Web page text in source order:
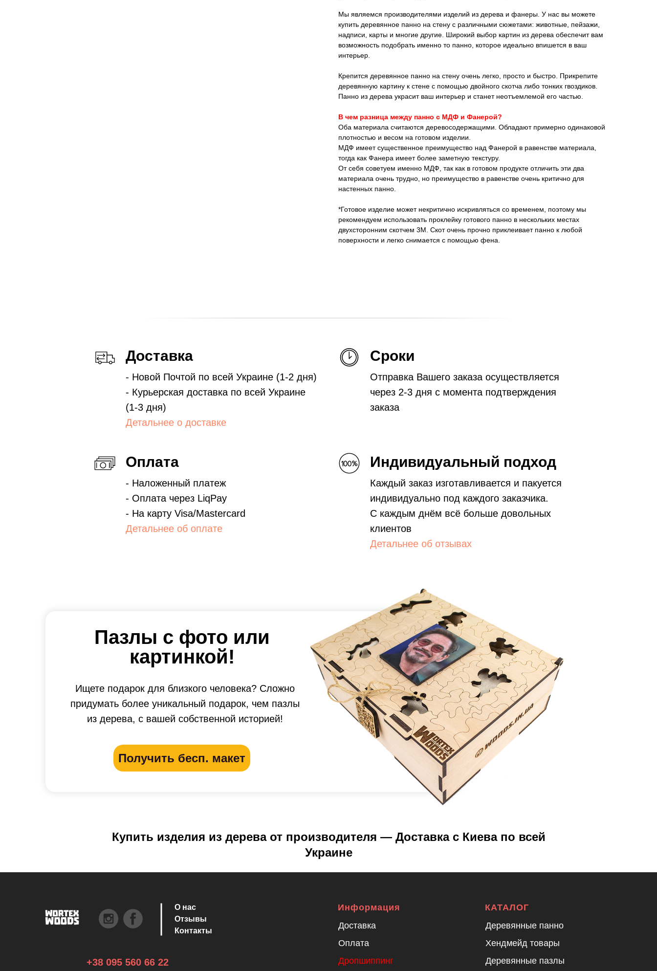
Мы являемся производителями изделий из дерева и фанеры. У нас вы можете
купить деревянное панно на стену с различными сюжетами: животные, пейзажи,
надписи, карты и многие другие. Широкий выбор картин из дерева обеспечит вам
возможность подобрать именно то панно, которое идеально впишется в ваш
интерьер.
Крепится деревянное панно на стену очень легко, просто и быстро. Прикрепите
деревянную картину к стене с помощью двойного скотча либо тонких гвоздиков.
Панно из дерева украсит ваш интерьер и станет неотъемлемой его частью.
В чем разница между панно с МДФ и Фанерой?
Оба материала считаются деревосодержащими. Обладают примерно одинаковой
плотностью и весом на готовом изделии.
МДФ имеет существенное преимущество над Фанерой в равенстве материала,
тогда как Фанера имеет более заметную текстуру.
От себя советуем именно МДФ, так как в готовом продукте отличить эти два
материала очень трудно, но преимущество в равенстве очень критично для
настенных панно.
*Готовое изделие может некритично искривляться со временем, поэтому мы
рекомендуем использовать проклейку готового панно в нескольких местах
двухсторонним скотчем 3М. Скот очень прочно приклеивает панно к любой
поверхности и легко снимается с помощью фена.
Доставка
- Новой Почтой по всей Украине (1-2 дня)
- Курьерская доставка по всей Украине
(1-3 дня)
Детальнее о доставке
Сроки
Отправка Вашего заказа осуществляется
через 2-3 дня с момента подтверждения
заказа
Оплата
- Наложенный платеж
- Оплата через LiqPay
- На карту Visa/Mastercard
Детальнее об оплате
Индивидуальный подход
Каждый заказ изготавливается и пакуется
индивидуально под каждого заказчика.
С каждым днём всё больше довольных
клиентов
Детальнее об отзывах
Пазлы с фото или
картинкой!
Ищете подарок для близкого человека? Сложно
придумать более уникальный подарок, чем пазлы
из дерева, с вашей собственной историей!
Получить бесп. макет
Купить изделия из дерева от производителя — Доставка с Киева по всей
Украине
Информация
Доставка
Оплата
Дропшиппинг
КАТАЛОГ
Деревянные панно
Хендмейд товары
Деревянные пазлы
+38 095 560 66 22
О нас
Отзывы
Контакты